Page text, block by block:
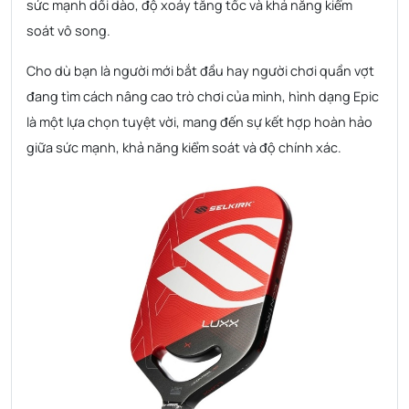
sức mạnh dồi dào, độ xoáy tăng tốc và khả năng kiểm
soát vô song.
Cho dù bạn là người mới bắt đầu hay người chơi quần vợt
đang tìm cách nâng cao trò chơi của mình, hình dạng Epic
là một lựa chọn tuyệt vời, mang đến sự kết hợp hoàn hảo
giữa sức mạnh, khả năng kiểm soát và độ chính xác.